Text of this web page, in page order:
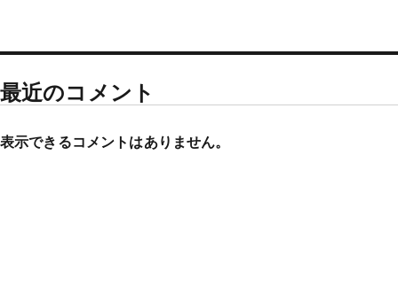
最近のコメント
表示できるコメントはありません。